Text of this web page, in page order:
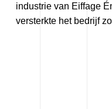
industrie van Eiffage
versterkte het bedrijf